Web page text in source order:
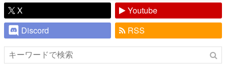
X
Youtube
Discord
RSS